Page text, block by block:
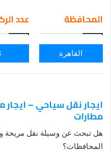
المحافظة
القاهرة
عدد
ايجار نقل سياحي –
مطارات
هل تبحث عن وسيلة نقل مريحة
المحافظات؟